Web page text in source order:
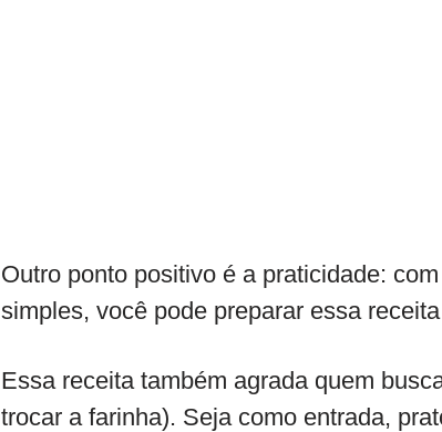
Outro ponto positivo é a praticidade:
simples, você pode preparar essa
Essa receita também agrada quem
trocar a farinha). Seja como entrada,